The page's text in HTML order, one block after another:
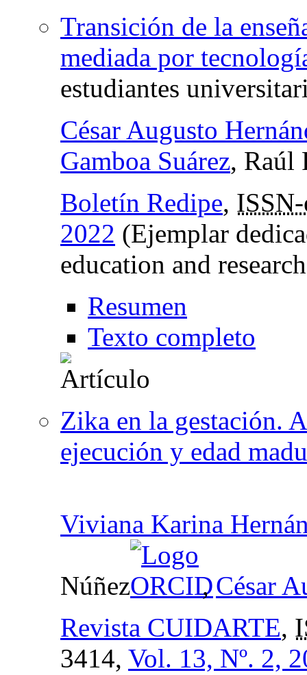
Transición de la
mediada por
estudiantes
César Augusto
Gamboa Suárez, Raúl
Boletín Redipe,
2022 (Ejemplar
education and
Resumen
Texto completo
Zika en la gestación.
ejecución y edad
Viviana Karina
Núñez ,César
Revista CUIDARTE,
3414, Vol. 13, Nº. 2,